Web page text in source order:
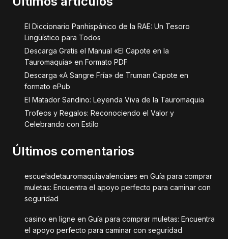
El Diccionario Panhispánico de la RAE: Un Tesoro
Lingüístico para Todos
Descarga Gratis el Manual «El Capote en la
Tauromaquia» en Formato PDF
Descarga «A Sangre Fría» de Truman Capote en
formato ePub
El Matador Sandino: Leyenda Viva de la Tauromaquia
Trofeos y Regalos: Reconociendo el Valor y
Celebrando con Estilo
Últimos comentarios
escueladetauromaquiavalenciaes en Guía para comprar
muletas: Encuentra el apoyo perfecto para caminar con
seguridad
casino en ligne en Guía para comprar muletas: Encuentra
el apoyo perfecto para caminar con seguridad